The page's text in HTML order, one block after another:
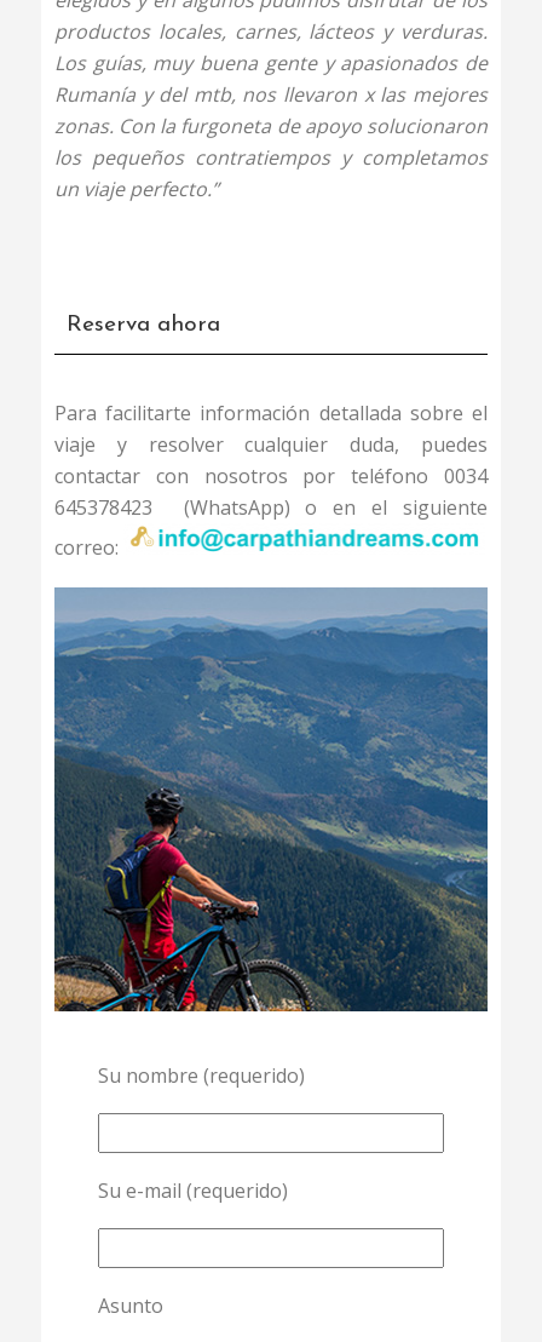
productos locales, carnes, lácteos y verduras.
Los guías, muy buena gente y apasionados de
Rumanía y del mtb, nos llevaron x las mejores
zonas. Con la furgoneta de apoyo solucionaron
los pequeños contratiempos y completamos
un viaje perfecto.”
Reserva ahora
Para facilitarte información detallada sobre el
viaje y resolver cualquier duda, puedes
contactar con nosotros por teléfono 0034
645378423 (WhatsApp) o en el siguiente
correo:
Su nombre (requerido)
Su e-mail (requerido)
Asunto